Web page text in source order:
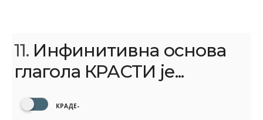
11. Инфинитивна основа
глагола КРАСТИ је...
КРАДЕ-